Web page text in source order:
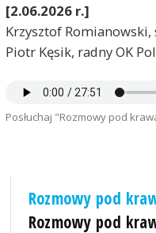
[2.06.2026 r.]
Krzysztof
Piotr Kęsik, radny OK
Posłuchaj "Rozmowy pod
Rozmowy pod
Rozmowy pod